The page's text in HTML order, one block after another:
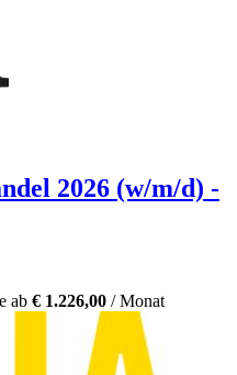
2026 (w/m/d) -
ab € 1.226,00 / Monat